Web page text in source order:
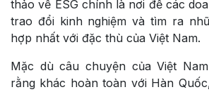
thảo về ESG chính là nơi để các
trao đổi kinh nghiệm và tìm ra
hợp nhất với đặc thù của Việt Nam.
Mặc dù câu chuyện của Việt
rằng khác hoàn toàn với Hàn